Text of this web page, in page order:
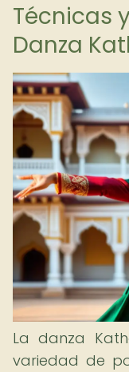
Técnicas
Danza
La danza
variedad de